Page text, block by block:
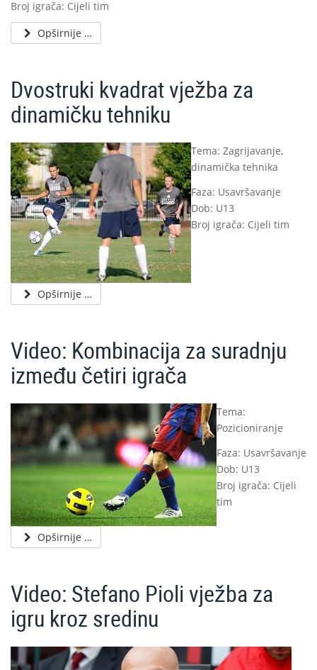
Broj igrača: Cijeli tim
Opširnije …
Dvostruki kvadrat vježba za
dinamičku tehniku
Tema: Zagrijavanje,
dinamička tehnika
Faza: Usavršavanje
Dob: U13
Broj igrača: Cijeli tim
Opširnije …
Video: Kombinacija za suradnju
između četiri igrača
Tema:
Pozicioniranje
Faza: Usavršavanje
Dob: U13
Broj igrača: Cijeli
tim
Opširnije …
Video: Stefano Pioli vježba za
igru kroz sredinu